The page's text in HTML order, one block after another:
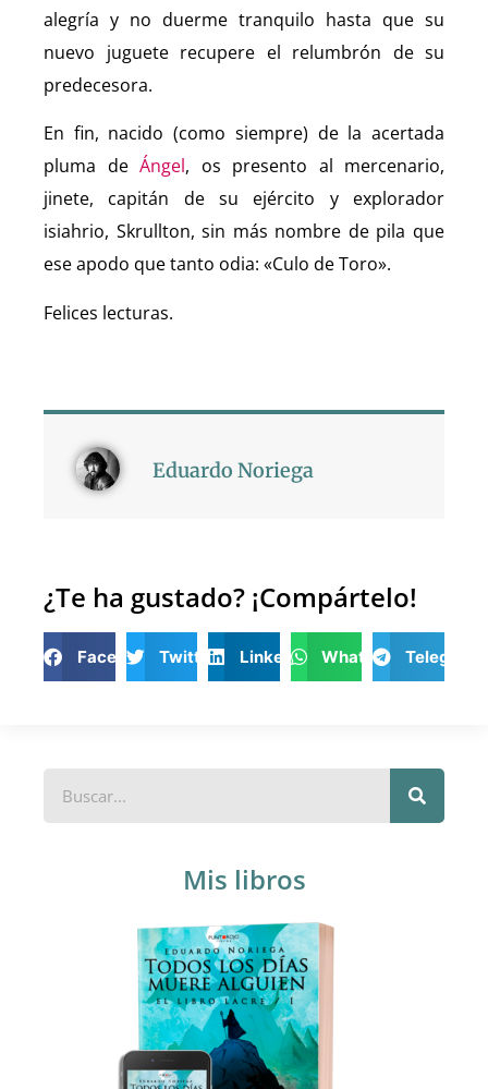
alegría y no duerme tranquilo hasta que su
nuevo juguete recupere el relumbrón de su
predecesora.
En fin, nacido (como siempre) de la acertada
pluma de Ángel, os presento al mercenario,
jinete, capitán de su ejército y explorador
isiahrio, Skrullton, sin más nombre de pila que
ese apodo que tanto odia: «Culo de Toro».
Felices lecturas.
Eduardo Noriega
¿Te ha gustado? ¡Compártelo!
Facebook Twitter LinkedIn WhatsAppTelegram
Mis libros